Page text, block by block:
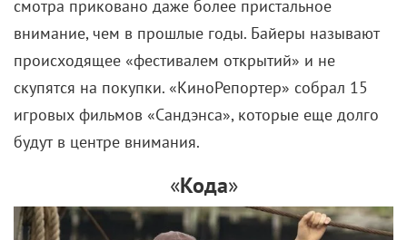
смотра приковано даже более пристальное
внимание, чем в прошлые годы. Байеры называют
происходящее «фестивалем открытий» и не
скупятся на покупки. «КиноРепортер» собрал 15
игровых фильмов «Сандэнса», которые еще долго
будут в центре внимания.
«Кода»